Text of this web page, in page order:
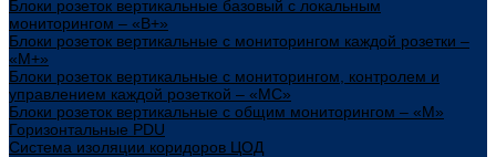
Блоки розеток вертикальные базовый с локальным
мониторингом – «В+»
Блоки розеток вертикальные с мониторингом каждой розетки –
«М+»
Блоки розеток вертикальные с мониторингом, контролем и
управлением каждой розеткой – «МС»
Блоки розеток вертикальные с общим мониторингом – «М»
Горизонтальные PDU
Система изоляции коридоров ЦОД